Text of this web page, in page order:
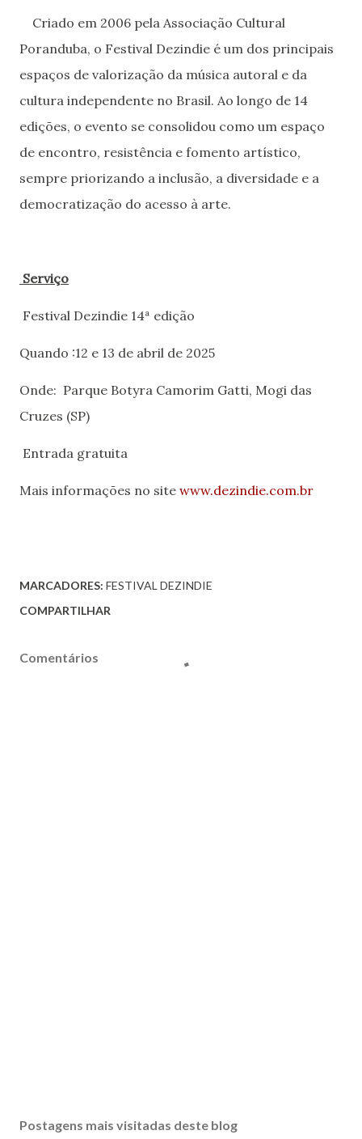
Criado em 2006 pela Associação Cultural
Poranduba, o Festival Dezindie é um dos principais
espaços de valorização da música autoral e da
cultura independente no Brasil. Ao longo de 14
edições, o evento se consolidou como um espaço
de encontro, resistência e fomento artístico,
sempre priorizando a inclusão, a diversidade e a
democratização do acesso à arte.
Serviço
Festival Dezindie 14ª edição
Quando :12 e 13 de abril de 2025
Onde: Parque Botyra Camorim Gatti, Mogi das
Cruzes (SP)
Entrada gratuita
Mais informações no site www.dezindie.com.br
MARCADORES: FESTIVAL DEZINDIE
COMPARTILHAR
Comentários
Postagens mais visitadas deste blog